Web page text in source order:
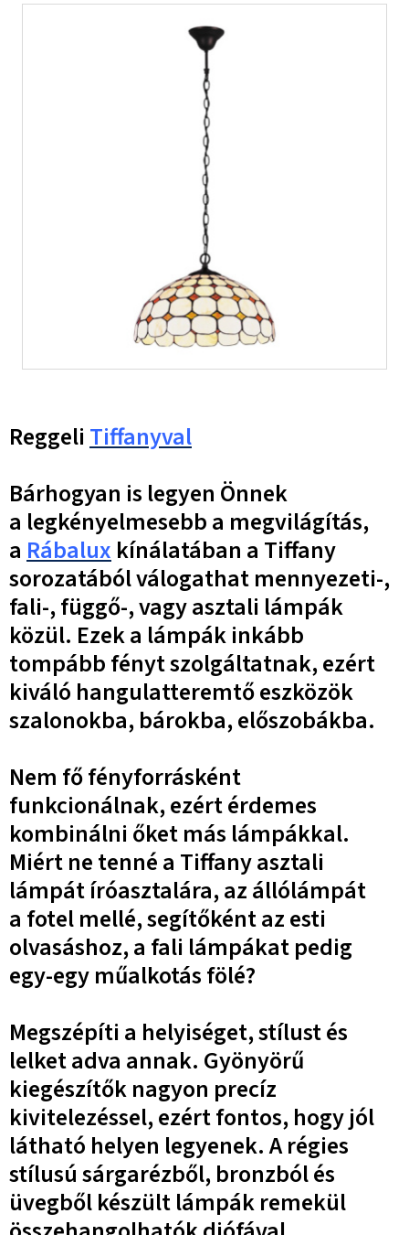
Reggeli Tiffanyval
Bárhogyan is legyen Önnek
a legkényelmesebb a megvilágítás,
a Rábalux kínálatában a Tiffany
sorozatából válogathat mennyezeti-,
fali-, függő-, vagy asztali lámpák
közül. Ezek a lámpák inkább
tompább fényt szolgáltatnak, ezért
kiváló hangulatteremtő eszközök
szalonokba, bárokba, előszobákba.
Nem fő fényforrásként
funkcionálnak, ezért érdemes
kombinálni őket más lámpákkal.
Miért ne tenné a Tiffany asztali
lámpát íróasztalára, az állólámpát
a fotel mellé, segítőként az esti
olvasáshoz, a fali lámpákat pedig
egy-egy műalkotás fölé?
Megszépíti a helyiséget, stílust és
lelket adva annak. Gyönyörű
kiegészítők nagyon precíz
kivitelezéssel, ezért fontos, hogy jól
látható helyen legyenek. A régies
stílusú sárgarézből, bronzból és
üvegből készült lámpák remekül